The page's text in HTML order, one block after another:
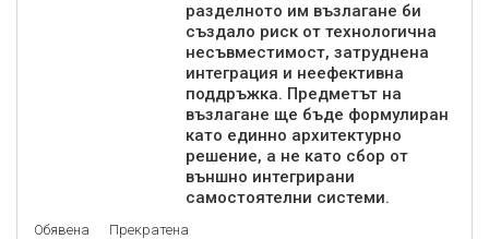
разделното им възлагане би
създало риск от технологична
несъвместимост, затруднена
интеграция и неефективна
поддръжка. Предметът на
възлагане ще бъде формулиран
като единно архитектурно
решение, а не като сбор от
външно интегрирани
самостоятелни системи.
Обявена Прекратена